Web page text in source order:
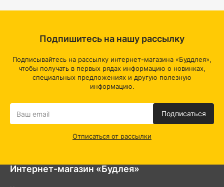
Интернет-магазин «Будлея»
Подпишитесь на нашу рассылку
Подписывайтесь на рассылку интернет-магазина «Буддлея»,
чтобы получать в первых рядах информацию о новинках,
специальных предложениях и другую полезную
информацию.
Подписаться
Отписаться от рассылки